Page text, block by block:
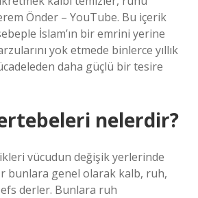
Önder – YouTube. Bu içerik
İslam’ın bir emrini yerine
yok etmede binlerce yıllık
daha güçlü bir tesire
nelerdir?
vücudun değişik yerlerinde
bunlara genel olarak kalb, ruh,
derler. Bunlara ruh